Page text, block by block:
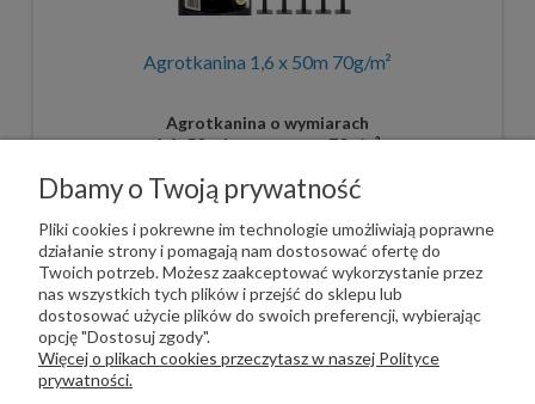
Agrotkanina 1,6 x 50m 70g/m²
Agrotkanina o wymiarach
1,6x50m i gramaturze 70g/m²
115,00 zł
do koszyka
Dbamy o Twoją prywatność
Pliki cookies i pokrewne im technologie umożliwiają poprawne
działanie strony i pomagają nam dostosować ofertę do
Twoich potrzeb. Możesz zaakceptować wykorzystanie przez
nas wszystkich tych plików i przejść do sklepu lub
dostosować użycie plików do swoich preferencji, wybierając
opcję "Dostosuj zgody".
Więcej o plikach cookies przeczytasz w naszej Polityce
prywatności.